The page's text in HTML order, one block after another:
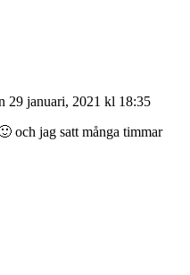
29 januari, 2021 kl 18:35
och jag satt många timmar